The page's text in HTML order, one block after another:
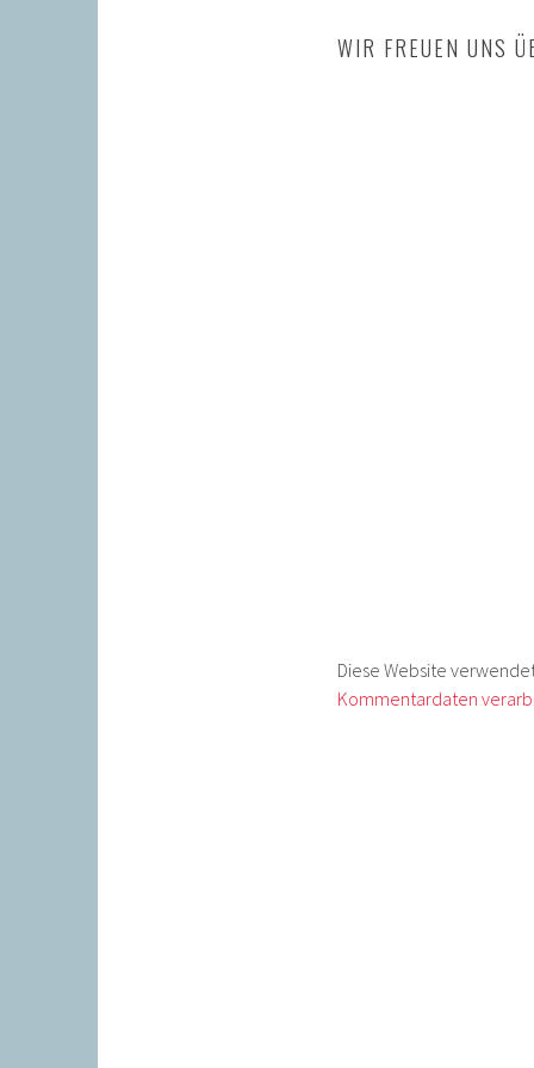
WIR FREUEN UNS
Diese Website
Kommentardaten